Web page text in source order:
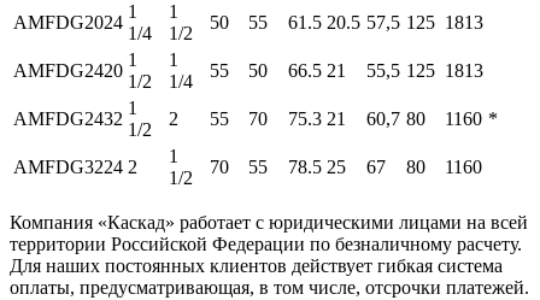
AMFDG2024
1
1/4
1
1/2
50 55 61.5 20.5 57,5 125 1813
AMFDG2420
1
1/2
1
1/4
55 50 66.5 21 55,5 125 1813
AMFDG2432
1
1/2
2 55 70 75.3 21 60,7 80 1160 *
AMFDG3224 2
1
1/2
70 55 78.5 25 67 80 1160
Компания «Каскад» работает с юридическими лицами на всей
территории Российской Федерации по безналичному расчету.
Для наших постоянных клиентов действует гибкая система
оплаты, предусматривающая, в том числе, отсрочки платежей.